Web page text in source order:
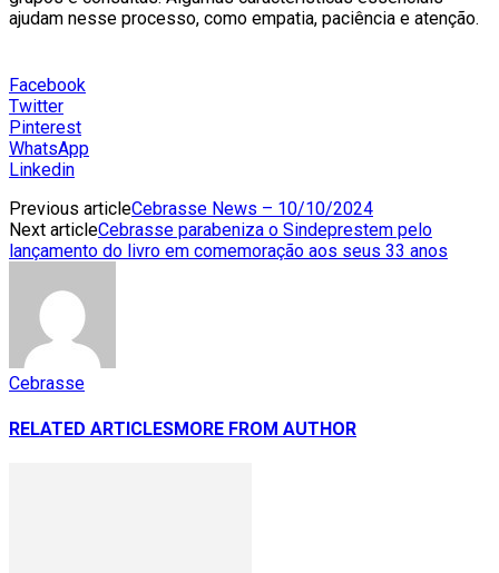
ajudam nesse processo, como empatia, paciência e atenção.
Facebook
Twitter
Pinterest
WhatsApp
Linkedin
Previous articleCebrasse News – 10/10/2024
Next articleCebrasse parabeniza o Sindeprestem pelo
lançamento do livro em comemoração aos seus 33 anos
Cebrasse
RELATED ARTICLESMORE FROM AUTHOR